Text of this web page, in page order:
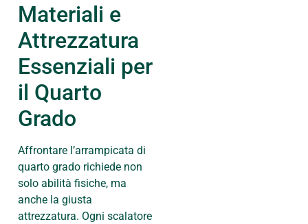
Materiali e
Attrezzatura
Essenziali per
il Quarto
Grado
Affrontare l’arrampicata di
quarto grado richiede non
solo abilità fisiche, ma
anche la giusta
attrezzatura. Ogni scalatore